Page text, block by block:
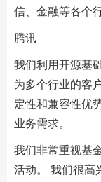
信、金融等各个
腾讯
我们利用开源基
为多个行业的客
定性和兼容性优
业务需求。
我们非常重视基
活动。 我们很高